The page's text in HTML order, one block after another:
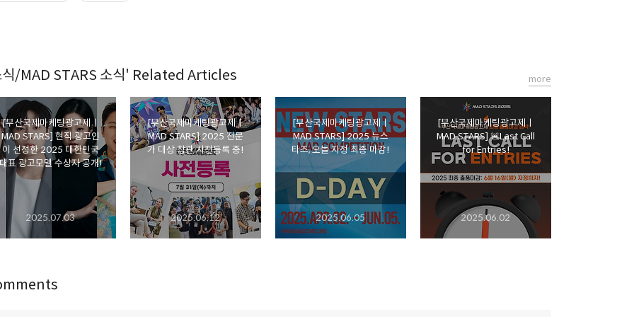
/MAD STARS 소식' Related Articles
[부산국제마케팅광고제ㅣ
MAD STARS] 현직 광고인
이 선정한 2025 대한민국
표 광고모델 수상자 공개!
2025.07.03
[부산국제마케팅광고제ㅣ
MAD STARS] 2025 전문
가 대상 참관 사전등록 중!
2025.06.12
[부산국제마케팅광고제ㅣ
MAD STARS] 2025 뉴스
타즈, 오늘 자정 최종 마감!
2025.06.05
[부산국제마케팅광고제ㅣ
MAD STARS] 🚨Last Call
for Entries!
2025.06.02
more